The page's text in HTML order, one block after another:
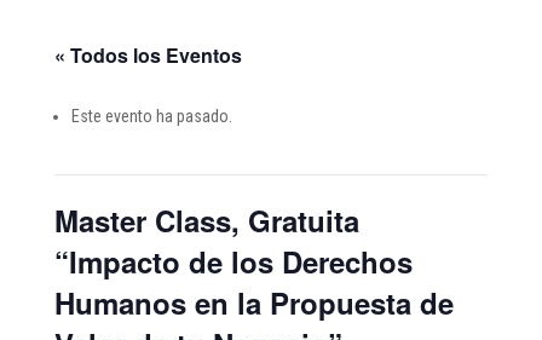
« Todos los Eventos
Este evento ha pasado.
Master Class, Gratuita
“Impacto de los Derechos
Humanos en la Propuesta de